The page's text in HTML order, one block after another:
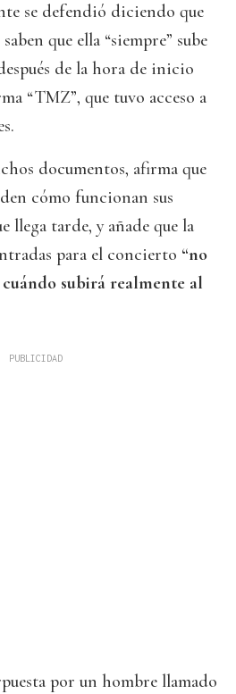
se defendió diciendo que
que ella “siempre” sube
de la hora de inicio
“TMZ”, que tuvo acceso a
documentos, afirma que
cómo funcionan sus
llega tarde, y añade que la
para el concierto “no
subirá realmente al
por un hombre llamado